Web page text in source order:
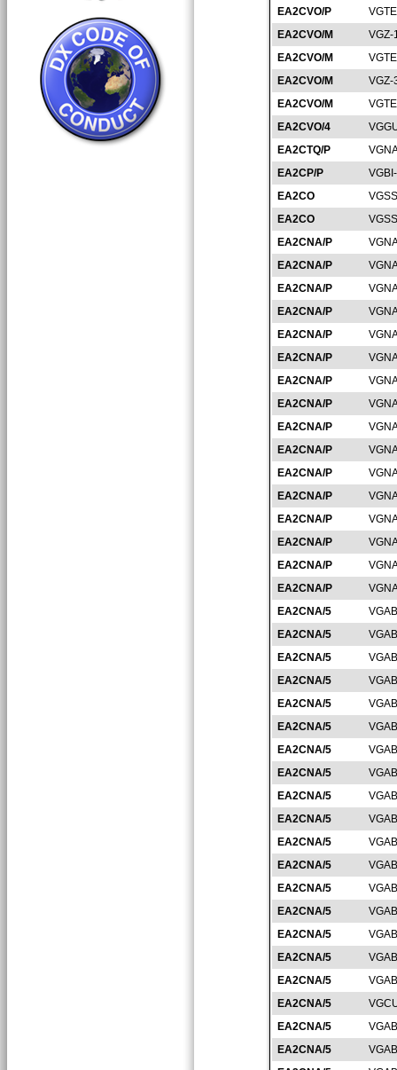
EA2CVO/P
EA2CVO/M
VGZ-
EA2CVO/M
EA2CVO/M
VGZ-
EA2CVO/M
EA2CVO/4
EA2CTQ/P
EA2CP/P
EA2CO
EA2CO
EA2CNA/P
EA2CNA/P
EA2CNA/P
EA2CNA/P
EA2CNA/P
EA2CNA/P
EA2CNA/P
EA2CNA/P
EA2CNA/P
EA2CNA/P
EA2CNA/P
EA2CNA/P
EA2CNA/P
EA2CNA/P
EA2CNA/P
EA2CNA/P
EA2CNA/5
EA2CNA/5
EA2CNA/5
EA2CNA/5
EA2CNA/5
EA2CNA/5
EA2CNA/5
EA2CNA/5
EA2CNA/5
EA2CNA/5
EA2CNA/5
EA2CNA/5
EA2CNA/5
EA2CNA/5
EA2CNA/5
EA2CNA/5
EA2CNA/5
EA2CNA/5
EA2CNA/5
EA2CNA/5